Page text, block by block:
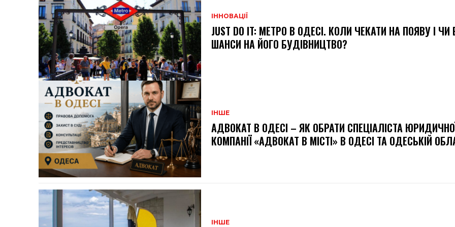
ІННОВАЦІЇ
JUST DO IT: МЕТРО В ОДЕСІ. КОЛИ ЧЕКАТИ НА ПОЯВУ І
ШАНСИ НА ЙОГО БУДІВНИЦТВО?
ІНШЕ
АДВОКАТ В ОДЕСІ – ЯК ОБРАТИ СПЕЦІАЛІСТА
КОМПАНІЇ «АДВОКАТ В МІСТІ» В ОДЕСІ ТА ОДЕСЬКІЙ
ІНШЕ